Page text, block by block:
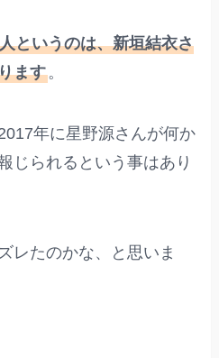
というのは、新垣結衣さ
ます。
年に星野源さんが何か
じられるという事はあり
レたのかな、と思いま